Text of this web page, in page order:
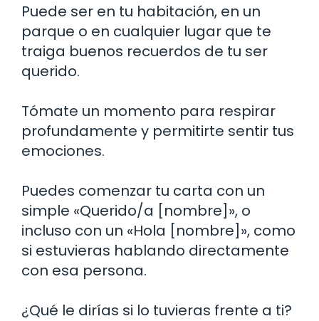
Puede ser en tu habitación, en un
parque o en cualquier lugar que te
traiga buenos recuerdos de tu ser
querido.
Tómate un momento para respirar
profundamente y permitirte sentir tus
emociones.
Puedes comenzar tu carta con un
simple «Querido/a [nombre]», o
incluso con un «Hola [nombre]», como
si estuvieras hablando directamente
con esa persona.
¿Qué le dirías si lo tuvieras frente a ti?